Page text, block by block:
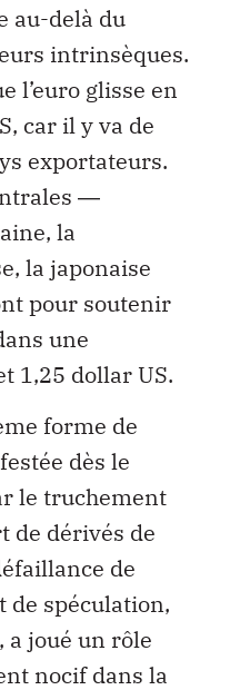
au-delà du
intrinsèques.
l’euro glisse en
car il y va de
exportateurs.
―
la
la japonaise
pour soutenir
une
1,25 dollar US.
forme de
dès le
le truchement
de dérivés de
de
de spéculation,
joué un rôle
nocif dans la